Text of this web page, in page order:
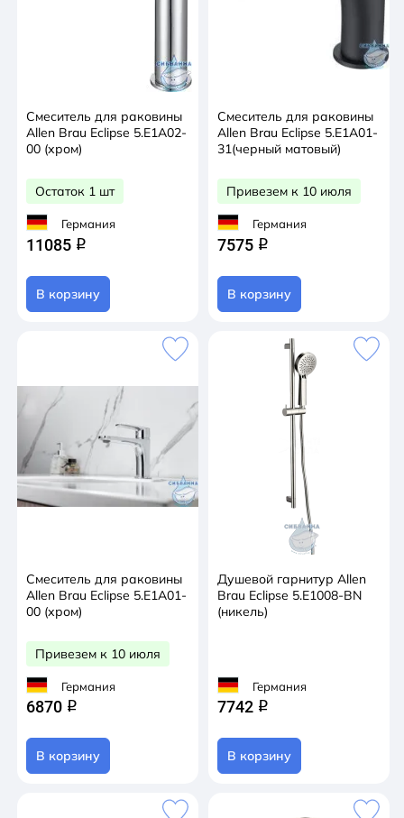
Смеситель для раковины
Allen Brau Eclipse 5.E1A02-
00 (хром)
Остаток 1 шт
Германия
11085 q
В корзину
Смеситель для раковины
Allen Brau Eclipse 5.E1A01-
31(черный матовый)
Привезем к 10 июля
Германия
7575 q
В корзину
Смеситель для раковины
Allen Brau Eclipse 5.E1A01-
00 (хром)
Привезем к 10 июля
Германия
6870 q
В корзину
Душевой гарнитур Allen
Brau Eclipse 5.E1008-BN
(никель)
Германия
7742 q
В корзину